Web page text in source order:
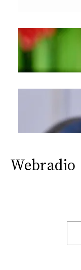
Webradio